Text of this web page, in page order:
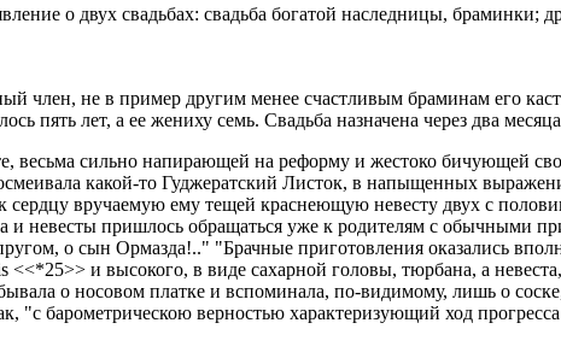
о двух свадьбах: свадьба богатой наследницы, браминки;
член, не в пример другим менее счастливым браминам его
пять лет, а ее жениху семь. Свадьба назначена через два
весьма сильно напирающей на реформу и жестоко бичующей
какой-то Гуджератский Листок, в напыщенных
вручаемую ему тещей краснеющую невесту двух с
и невесты пришлось обращаться уже к родителям с обычными
о сын Ормазда!.." "Брачные приготовления оказались
и высокого, в виде сахарной головы, тюрбана, а
о носовом платке и вспоминала, по-видимому, лишь о соске,
барометрическою верностью характеризующий ход